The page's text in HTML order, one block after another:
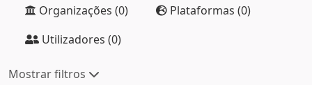
Organizações (0)
Plataformas (0)
Utilizadores (0)
Mostrar filtros